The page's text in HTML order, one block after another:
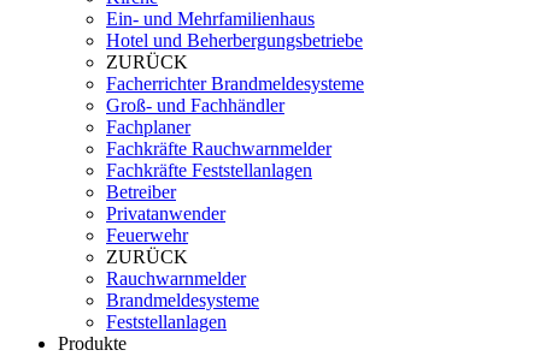
Ein- und Mehrfamilienhaus
Hotel und Beherbergungsbetriebe
ZURÜCK
Facherrichter Brandmeldesysteme
Groß- und Fachhändler
Fachplaner
Fachkräfte Rauchwarnmelder
Fachkräfte Feststellanlagen
Betreiber
Privatanwender
Feuerwehr
ZURÜCK
Rauchwarnmelder
Brandmeldesysteme
Feststellanlagen
Produkte